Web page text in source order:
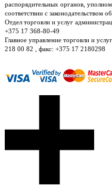
распорядительных органов,
соответствии с законодательством
Отдел торговли и услуг
+375 17 368-80-49
Главное управление торговли и
218 00 82 , факс: +375 17 2180298